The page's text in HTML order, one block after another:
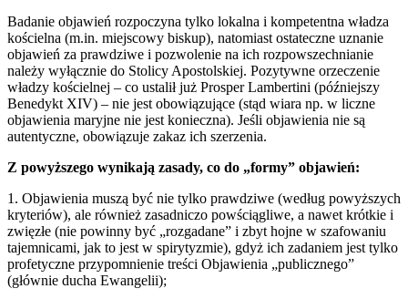
Badanie objawień rozpoczyna tylko lokalna i kompetentna władza
kościelna (m.in. miejscowy biskup), natomiast ostateczne uznanie
objawień za prawdziwe i pozwolenie na ich rozpowszechnianie
należy wyłącznie do Stolicy Apostolskiej. Pozytywne orzeczenie
władzy kościelnej – co ustalił już Prosper Lambertini (późniejszy
Benedykt XIV) – nie jest obowiązujące (stąd wiara np. w liczne
objawienia maryjne nie jest konieczna). Jeśli objawienia nie są
autentyczne, obowiązuje zakaz ich szerzenia.
Z powyższego wynikają zasady, co do „formy” objawień:
1. Objawienia muszą być nie tylko prawdziwe (według powyższych
kryteriów), ale również zasadniczo powściągliwe, a nawet krótkie i
zwięzłe (nie powinny być „rozgadane” i zbyt hojne w szafowaniu
tajemnicami, jak to jest w spirytyzmie), gdyż ich zadaniem jest tylko
profetyczne przypomnienie treści Objawienia „publicznego”
(głównie ducha Ewangelii);